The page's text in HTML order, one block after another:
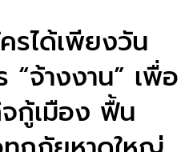
รได้เพียงวัน
“จ้างงาน” เพื่อ
กู้เมือง ฟื้น